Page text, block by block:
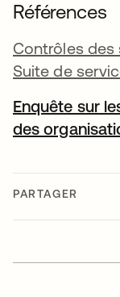
PARTAGER
Références
Contrôles des
Suite de
Enquête sur
des